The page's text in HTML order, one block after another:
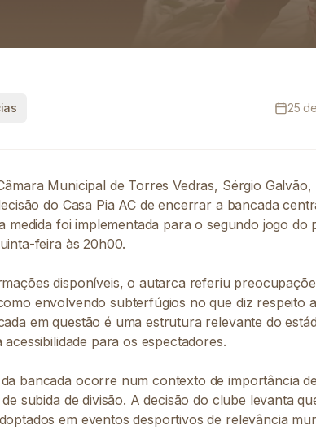
25
Municipal de Torres Vedras, Sérgio
do Casa Pia AC de encerrar a bancada
medida foi implementada para o segundo jogo do
feira às 20h00.
disponíveis, o autarca referiu
envolvendo subterfúgios no que diz respeito
em questão é uma estrutura relevante do
para os espectadores.
bancada ocorre num contexto de importância
subida de divisão. A decisão do clube levanta
em eventos desportivos de relevância